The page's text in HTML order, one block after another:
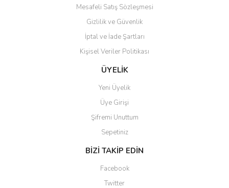
Gönder
Mesafeli Satış Sözleşmesi
Gizlilik ve Güvenlik
İptal ve İade Şartları
Kişisel Veriler Politikası
ÜYELİK
Yeni Üyelik
Üye Girişi
Şifremi Unuttum
Sepetiniz
BİZİ TAKİP EDİN
Facebook
Twitter